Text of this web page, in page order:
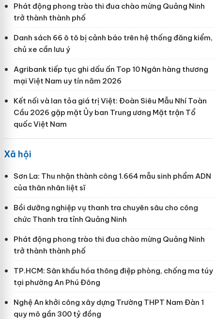
Phát động phong trào thi đua chào mừng Quảng Ninh
trở thành thành phố
Danh sách 66 ô tô bị cảnh báo trên hệ thống đăng kiểm,
chủ xe cần lưu ý
Agribank tiếp tục ghi dấu ấn Top 10 Ngân hàng thương
mại Việt Nam uy tín năm 2026
Kết nối và lan tỏa giá trị Việt: Đoàn Siêu Mẫu Nhí Toàn
Cầu 2026 gặp mặt Ủy ban Trung ương Mặt trận Tổ
quốc Việt Nam
Xã hội
Sơn La: Thu nhận thành công 1.664 mẫu sinh phẩm ADN
của thân nhân liệt sĩ
Bồi dưỡng nghiệp vụ thanh tra chuyên sâu cho công
chức Thanh tra tỉnh Quảng Ninh
Phát động phong trào thi đua chào mừng Quảng Ninh
trở thành thành phố
TP.HCM: Sân khấu hóa thông điệp phòng, chống ma túy
tại phường An Phú Đông
Nghệ An khởi công xây dựng Trường THPT Nam Đàn 1
quy mô gần 300 tỷ đồng